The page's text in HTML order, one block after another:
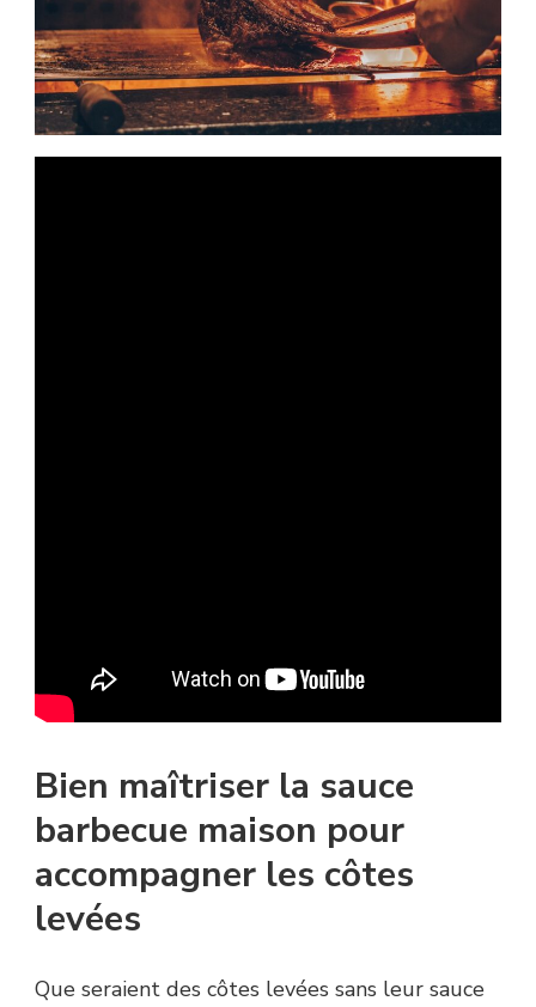
Bien maîtriser la sauce
barbecue maison pour
accompagner les côtes
levées
Que seraient des côtes levées sans leur sauce